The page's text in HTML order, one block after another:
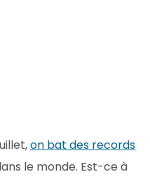
on bat des records
le monde. Est-ce à